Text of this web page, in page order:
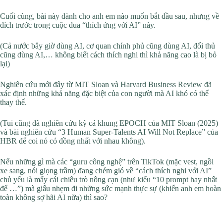
Cuối cùng, bài này dành cho anh em nào muốn bắt đầu sau, nhưng về
đích trước trong cuộc đua “thích ứng với AI” này.
(Cả nước bây giờ dùng AI, cơ quan chính phủ cũng dùng AI, đối thủ
cũng dùng AI,… không biết cách thích nghi thì khả năng cao là bị bỏ
lại)
Nghiên cứu mới đây từ MIT Sloan và Harvard Business Review đã
xác định những khả năng đặc biệt của con người mà AI khó có thể
thay thế.
(Tui cũng đã nghiên cứu kỹ cả khung EPOCH của MIT Sloan (2025)
và bài nghiên cứu “3 Human Super-Talents AI Will Not Replace” của
HBR để coi nó có đồng nhất với nhau không).
Nếu những gì mà các “guru công nghệ” trên TikTok (mặc vest, ngồi
xe sang, nói giọng trầm) đang chém gió về “cách thích nghi với AI”
chủ yếu là mấy cái chiêu trò nông cạn (như kiểu “10 prompt hay nhất
để …”) mà giấu nhẹm đi những sức mạnh thực sự (khiến anh em hoàn
toàn không sợ hãi AI nữa) thì sao?